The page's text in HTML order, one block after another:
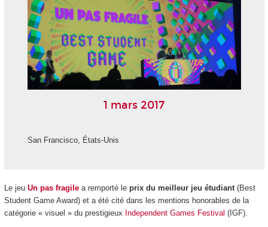
1 mars 2017
San Francisco, États-Unis
Le jeu Un pas fragilea remporté le prix du meilleur jeu étudiant(Best
Student Game Award) et a été cité dans les mentions honorables de la
catégorie « visuel » du prestigieux Independent Games Festival (IGF).